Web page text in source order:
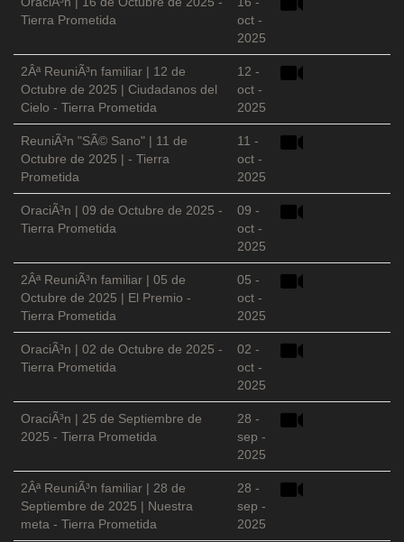
Tierra Prometida
oct -
2025
2Âª ReuniÃ³n familiar | 12 de
Octubre de 2025 | Ciudadanos del
Cielo - Tierra Prometida
12 -
oct -
2025
ReuniÃ³n "SÃ© Sano" | 11 de
Octubre de 2025 | - Tierra
Prometida
11 -
oct -
2025
OraciÃ³n | 09 de Octubre de 2025 -
Tierra Prometida
09 -
oct -
2025
2Âª ReuniÃ³n familiar | 05 de
Octubre de 2025 | El Premio -
Tierra Prometida
05 -
oct -
2025
OraciÃ³n | 02 de Octubre de 2025 -
Tierra Prometida
02 -
oct -
2025
OraciÃ³n | 25 de Septiembre de
2025 - Tierra Prometida
28 -
sep -
2025
2Âª ReuniÃ³n familiar | 28 de
Septiembre de 2025 | Nuestra
meta - Tierra Prometida
28 -
sep -
2025